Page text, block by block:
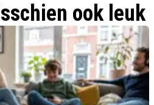
ook leuk